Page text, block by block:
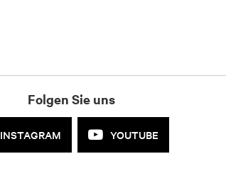
Folgen Sie uns
INSTAGRAM YOUTUBE